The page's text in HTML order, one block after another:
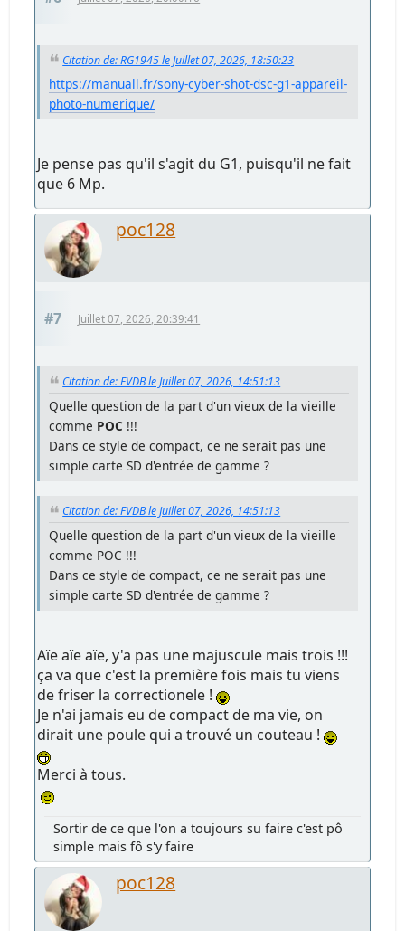
Citation de: RG1945 le Juillet 07, 2026, 18:50:23
https://manuall.fr/sony-cyber-shot-dsc-g1-appareil-
photo-numerique/
Je pense pas qu'il s'agit du G1, puisqu'il ne fait
que 6 Mp.
poc128
#7 Juillet 07, 2026, 20:39:41
Citation de: FVDB le Juillet 07, 2026, 14:51:13
Quelle question de la part d'un vieux de la vieille
comme POC !!!
Dans ce style de compact, ce ne serait pas une
simple carte SD d'entrée de gamme ?
Citation de: FVDB le Juillet 07, 2026, 14:51:13
Quelle question de la part d'un vieux de la vieille
comme POC !!!
Dans ce style de compact, ce ne serait pas une
simple carte SD d'entrée de gamme ?
Aïe aïe aïe, y'a pas une majuscule mais trois !!!
ça va que c'est la première fois mais tu viens
de friser la correctionele !
Je n'ai jamais eu de compact de ma vie, on
dirait une poule qui a trouvé un couteau !
Merci à tous.
Sortir de ce que l'on a toujours su faire c'est pô
simple mais fô s'y faire
poc128